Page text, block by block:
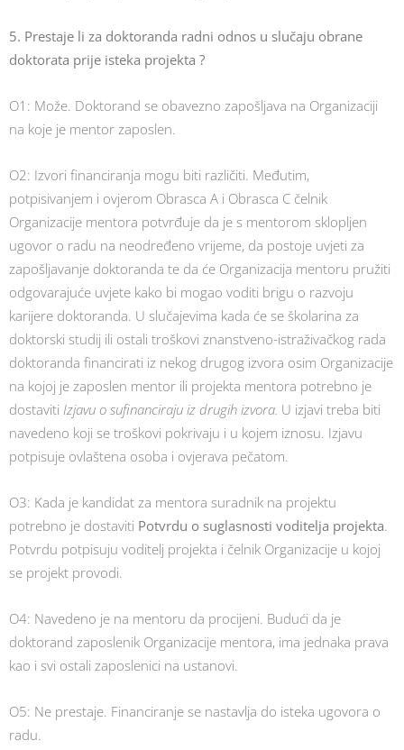
5. Prestaje li za doktoranda radni odnos u slučaju obrane
doktorata prije isteka projekta ?
O1: Može. Doktorand se obavezno zapošljava na Organizaciji
na koje je mentor zaposlen.
O2: Izvori financiranja mogu biti različiti. Međutim,
potpisivanjem i ovjerom Obrasca A i Obrasca C čelnik
Organizacije mentora potvrđuje da je s mentorom sklopljen
ugovor o radu na neodređeno vrijeme, da postoje uvjeti za
zapošljavanje doktoranda te da će Organizacija mentoru pružiti
odgovarajuće uvjete kako bi mogao voditi brigu o razvoju
karijere doktoranda. U slučajevima kada će se školarina za
doktorski studij ili ostali troškovi znanstveno-istraživačkog rada
doktoranda financirati iz nekog drugog izvora osim Organizacije
na kojoj je zaposlen mentor ili projekta mentora potrebno je
dostaviti Izjavu o sufinanciraju iz drugih izvora. U izjavi treba biti
navedeno koji se troškovi pokrivaju i u kojem iznosu. Izjavu
potpisuje ovlaštena osoba i ovjerava pečatom.
O3: Kada je kandidat za mentora suradnik na projektu
potrebno je dostaviti Potvrdu o suglasnosti voditelja projekta.
Potvrdu potpisuju voditelj projekta i čelnik Organizacije u kojoj
se projekt provodi.
O4: Navedeno je na mentoru da procijeni. Budući da je
doktorand zaposlenik Organizacije mentora, ima jednaka prava
kao i svi ostali zaposlenici na ustanovi.
O5: Ne prestaje. Financiranje se nastavlja do isteka ugovora o
radu.